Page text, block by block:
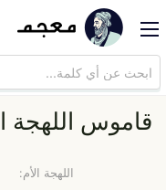
قاموس اللهجة
اللهجة الأم: